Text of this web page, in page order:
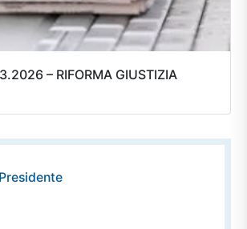
– RIFORMA GIUSTIZIA